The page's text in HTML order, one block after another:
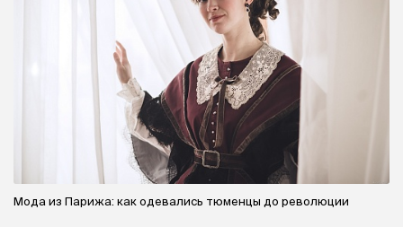
Мода из Парижа: как одевались тюменцы до революции